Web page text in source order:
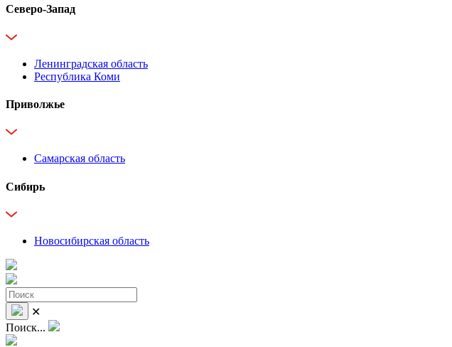
Северо-Запад
Ленинградская область
Республика Коми
Приволжье
Самарская область
Сибирь
Новосибирская область
✕
Поиск...